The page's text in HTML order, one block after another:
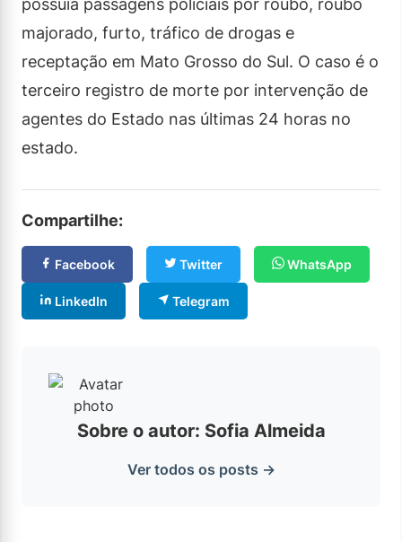
possuía passagens policiais por roubo, roubo
majorado, furto, tráfico de drogas e
receptação em Mato Grosso do Sul. O caso é o
terceiro registro de morte por intervenção de
agentes do Estado nas últimas 24 horas no
estado.
Compartilhe:
Facebook Twitter WhatsApp
LinkedIn Telegram
Sobre o autor: Sofia Almeida
Ver todos os posts →